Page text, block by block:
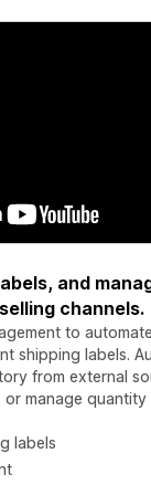
and
channels.
to
shipping labels.
from external
manage
labels